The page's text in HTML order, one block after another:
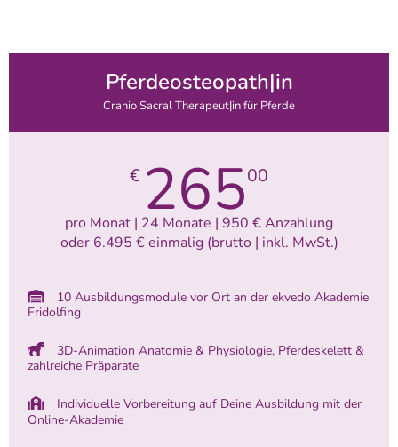
Pferdeosteopath|in
Cranio Sacral Therapeut|in für Pferde
€ 26500
pro Monat | 24 Monate | 950 € Anzahlung
oder 6.495 € einmalig (brutto | inkl. MwSt.)
10 Ausbildungsmodule vor Ort an der ekvedo Akademie
Fridolfing
3D-Animation Anatomie & Physiologie, Pferdeskelett &
zahlreiche Präparate
Individuelle Vorbereitung auf Deine Ausbildung mit der
Online-Akademie